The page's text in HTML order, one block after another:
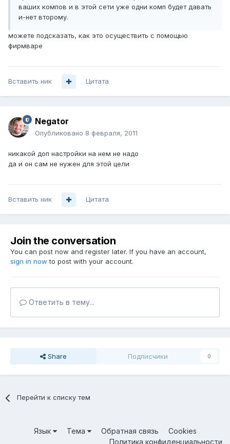
ваших компов и в этой сети уже одни комп будет давать
и-нет второму.
можете подсказать, как это осуществить с помощью
фирмваре
Вставить ник Цитата
Negator
Опубликовано 8 февраля, 2011
никакой доп настройки на нем не надо
да и он сам не нужен для этой цели
Вставить ник Цитата
Join the conversation
You can post now and register later. If you have an account,
sign in now to post with your account.
Ответить в тему...
Share Подписчики 0
Перейти к списку тем
Язык Тема Обратная связь
Cookies
Политика конфиденциальности